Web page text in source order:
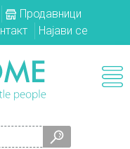
Продавници
Најави се